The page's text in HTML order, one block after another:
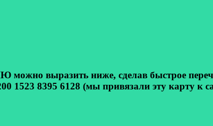
выразить ниже, сделав быстрое
1523 8395 6128 (мы привязали эту карту к